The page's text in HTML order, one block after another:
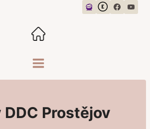
Prostějov